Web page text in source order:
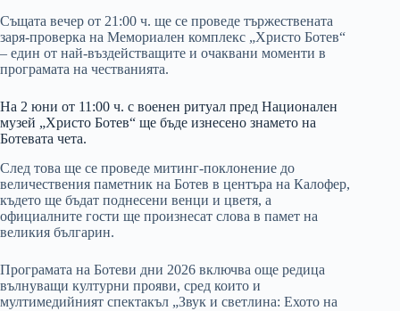
Същата вечер от 21:00 ч. ще се проведе тържествената
заря-проверка на Мемориален комплекс „Христо Ботев“
– един от най-въздействащите и очаквани моменти в
програмата на честванията.
На 2 юни от 11:00 ч. с военен ритуал пред Национален
музей „Христо Ботев“ ще бъде изнесено знамето на
Ботевата чета.
След това ще се проведе митинг-поклонение до
величествения паметник на Ботев в центъра на Калофер,
където ще бъдат поднесени венци и цветя, а
официалните гости ще произнесат слова в памет на
великия българин.
Програмата на Ботеви дни 2026 включва още редица
вълнуващи културни прояви, сред които и
мултимедийният спектакъл „Звук и светлина: Ехото на